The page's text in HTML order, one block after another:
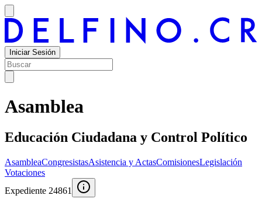
Iniciar Sesión
Asamblea
Educación Ciudadana y Control Político
AsambleaCongresistasAsistencia y ActasComisionesLegislación
Votaciones
Expediente 24861